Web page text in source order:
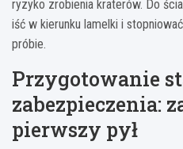
ryzyko zrobienia kraterów. Do
iść w kierunku lamelki i
próbie.
Przygotowanie
zabezpieczenia:
pierwszy pył